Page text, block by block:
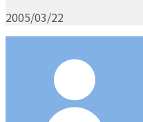
2005/03/22